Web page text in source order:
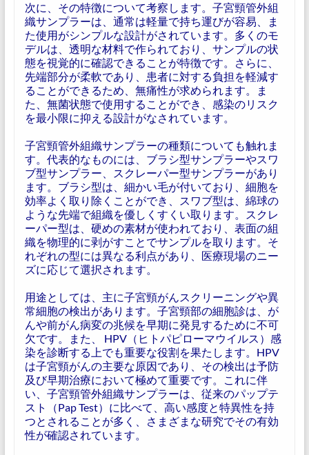
次に、その特徴について考察します。子宮頸管外組
織サンプラーは、通常は軽量で持ち運びが容易、ま
た使用がシンプルな設計がされています。多くのモ
デルは、透明な材料で作られており、サンプルの状
態を視覚的に確認できることが特徴です。さらに、
先端部分が柔軟であり、患者に対する負担を軽減す
ることができるため、無痛性が求められます。ま
た、無菌状態で使用することができ、感染のリスク
を最小限に抑える設計がなされています。
子宮頸管外組織サンプラーの種類についても触れま
す。代表的なものには、ブラシ型サンプラーやスワ
ブ型サンプラー、スクレーパー型サンプラーがあり
ます。ブラシ型は、細かい毛が付いており、細胞を
効率よく取り除くことができ、スワブ型は、綿球の
ような先端で組織を優しくすくい取ります。スクレ
ーパー型は、硬めの素材が使われており、表面の組
織を物理的に剥がすことでサンプルを取ります。そ
れぞれの型には異なる利点があり、医療現場のニー
ズに応じて選択されます。
用途としては、主に子宮頸がんスクリーニングや異
常細胞の検出があります。子宮頸部の細胞診は、が
んや前がん病変の兆候を早期に発見するために不可
欠です。また、 HPV（ヒトパピローマウイルス）感
染を診断する上でも重要な役割を果たします。HPV
は子宮頸がんの主要な原因であり、その検出は予防
及び早期治療において極めて重要です。これに伴
い、子宮頸管外組織サンプラーは、従来のパップテ
スト（Pap Test）に比べて、高い感度と特異性を持
つとされることが多く、さまざまな研究でその有効
性が確認されています。